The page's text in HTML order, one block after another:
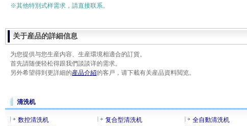
※其他特別式样需求，請直接联系。
关于産品的詳細信息
为您提供与您生産内容、生産環境相適合的訂貨。
首先請随便轻松得跟我們談談详的需求。
另外希望得到更詳細的産品介紹的客戸，请下載有关産品資料閲览。
清洗机
数控清洗机 复合型清洗机
全自動清洗机